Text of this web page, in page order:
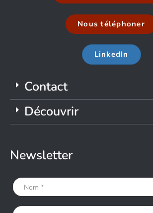
Nous téléphoner
LinkedIn
Contact
Découvrir
Newsletter